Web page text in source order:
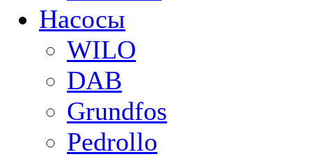
Насосы
WILO
DAB
Grundfos
Pedrollo